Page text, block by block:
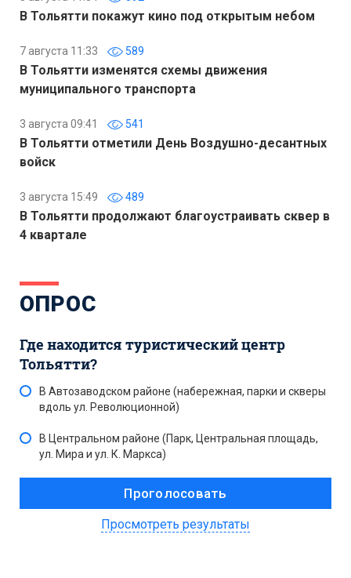
В Тольятти покажут кино под открытым небом
7 августа 11:33 589
В Тольятти изменятся схемы движения
муниципального транспорта
3 августа 09:41 541
В Тольятти отметили День Воздушно-десантных
войск
3 августа 15:49 489
В Тольятти продолжают благоустраивать сквер в
4 квартале
ОПРОС
Где находится туристический центр
Тольятти?
В Автозаводском районе (набережная, парки и скверы
вдоль ул. Революционной)
В Центральном районе (Парк, Центральная площадь,
ул. Мира и ул. К. Маркса)
Просмотреть результаты